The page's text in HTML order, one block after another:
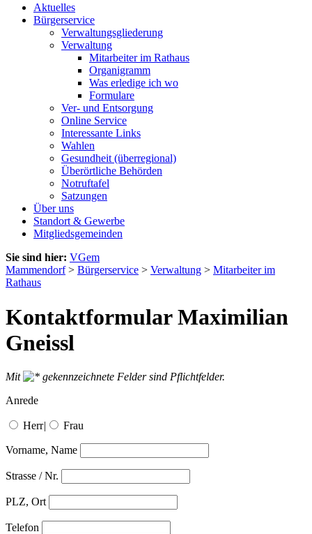
Aktuelles
Bürgerservice
Verwaltungsgliederung
Verwaltung
Mitarbeiter im Rathaus
Organigramm
Was erledige ich wo
Formulare
Ver- und Entsorgung
Online Service
Interessante Links
Wahlen
Gesundheit (überregional)
Überörtliche Behörden
Notruftafel
Satzungen
Über uns
Standort & Gewerbe
Mitgliedsgemeinden
Sie sind hier: VGem
Mammendorf> Bürgerservice > Verwaltung > Mitarbeiter im
Rathaus
Kontaktformular Maximilian
Gneissl
Mit
gekennzeichnete Felder sind Pflichtfelder.
Anrede
Herr| Frau
Vorname, Name
Strasse / Nr.
PLZ, Ort
Telefon